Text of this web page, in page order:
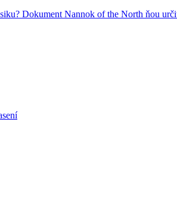
Dokument Nannok of the North ňou